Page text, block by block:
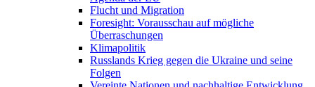
Flucht und Migration
Foresight: Vorausschau auf mögliche
Überraschungen
Klimapolitik
Russlands Krieg gegen die Ukraine und seine
Folgen